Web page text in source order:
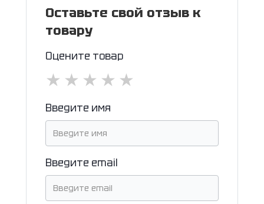
Оставьте свой отзыв к
товару
Оцените товар
★
★
★
★
★
Введите имя
Введите email